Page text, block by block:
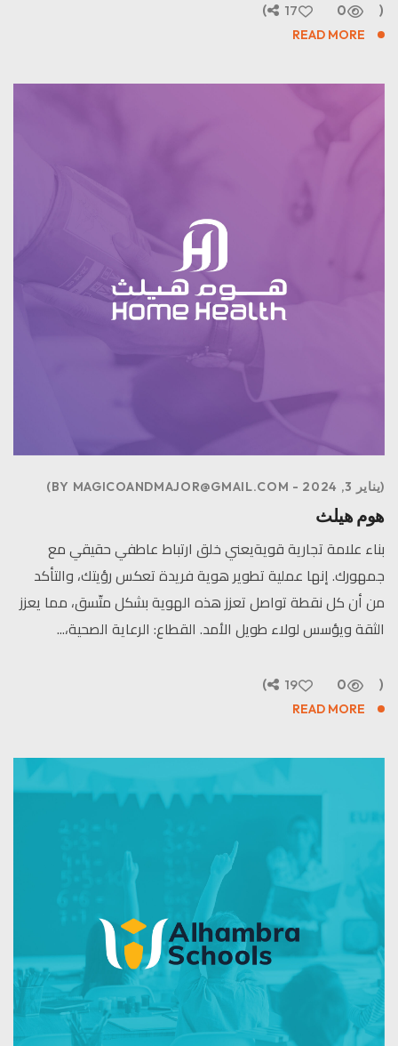
READ MORE
0
17
يناير 3, 2024 BY MAGICOANDMAJOR@GMAIL.COM
هوم هيلث
بناء علامة تجارية قويةيعني خلق ارتباط عاطفي حقيقي مع
جمهورك. إنها عملية تطوير هوية فريدة تعكس رؤيتك، والتأكد
من أن كل نقطة تواصل تعزز هذه الهوية بشكل متّسق، مما يعزز
الثقة ويؤسس لولاء طويل الأمد. القطاع: الرعاية الصحية،...
READ MORE
0
19